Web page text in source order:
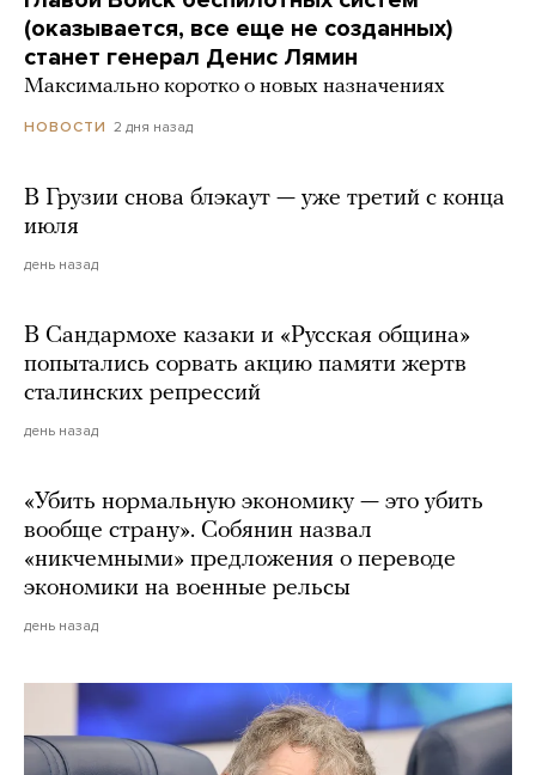
(оказывается, все еще не созданных)
станет генерал Денис Лямин
Максимально коротко о новых назначениях
НОВОСТИ 2 дня назад
В Грузии снова блэкаут — уже третий с конца
июля
день назад
В Сандармохе казаки и «Русская община»
попытались сорвать акцию памяти жертв
сталинских репрессий
день назад
«Убить нормальную экономику — это убить
вообще страну». Собянин назвал
«никчемными» предложения о переводе
экономики на военные рельсы
день назад